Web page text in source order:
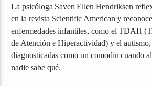
La psicóloga Saven Ellen Hendriksen
en la revista Scientific American y
enfermedades infantiles, como el TDAH
de Atención e Hiperactividad) y el
diagnosticadas como un comodín cuando
nadie sabe qué.